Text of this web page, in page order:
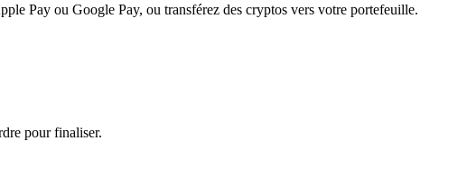
Pay ou Google Pay, ou transférez des cryptos vers votre portefeuille.
pour finaliser.